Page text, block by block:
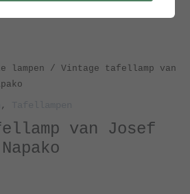
lampen / Vintage tafellamp van
,
van Josef